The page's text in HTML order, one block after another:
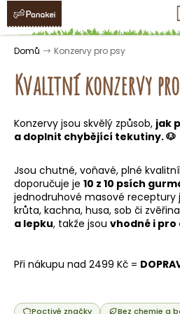
Přejít
obsah
Domů Konzervy pro psy
Kvalitní konzervy pro
Konzervy jsou skvělý způsob, jak
a doplnit chybějící tekutiny. 🐶
Jsou chutné, voňavé, plné
doporučuje je 10 z 10 psích
jednodruhové masové receptury
krůta, kachna, husa, sob či
a lepku, takže jsou vhodné i
Při nákupu nad 2499 Kč =
Poctivé značky Bez chemie a
K
o Zpět
Zpět
C
p
o
t
ř
b
j